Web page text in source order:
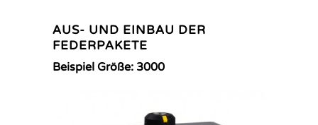
AUS- UND EINBAU DER
FEDERPAKETE
Beispiel Größe: 3000